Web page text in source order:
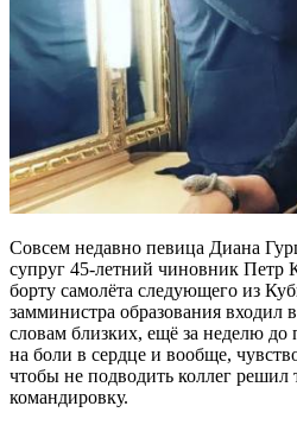
Совсем недавно певица Диана
супруг 45-летний чиновник Петр
борту самолёта следующего из
замминистра образования входил
словам близких, ещё за неделю до
на боли в сердце и вообще,
чтобы не подводить коллег решил
командировку.